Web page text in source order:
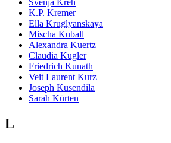
Svenja Kreh
K.P. Kremer
Ella Kruglyanskaya
Mischa Kuball
Alexandra Kuertz
Claudia Kugler
Friedrich Kunath
Veit Laurent Kurz
Joseph Kusendila
Sarah Kürten
L